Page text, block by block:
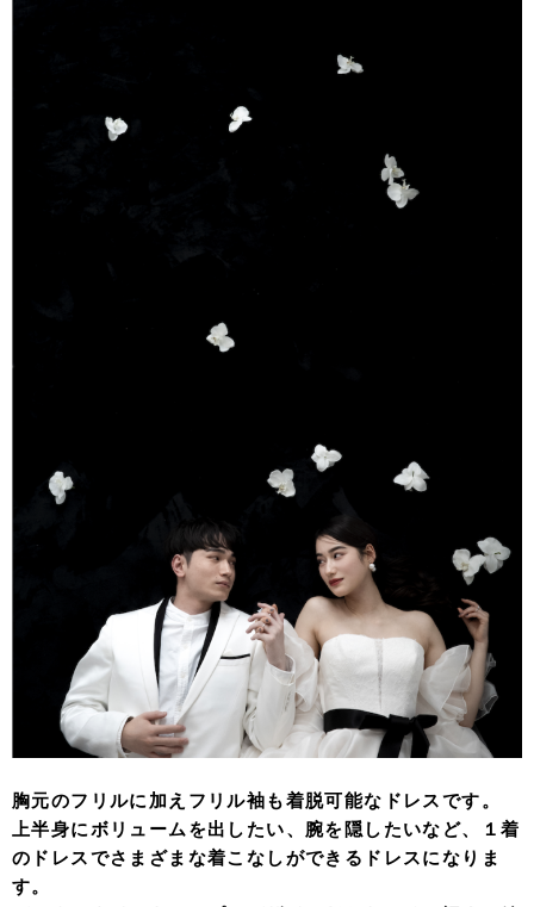
胸元のフリルに加えフリル袖も着脱可能なドレスです。
上半身にボリュームを出したい、腕を隠したいなど、１着
のドレスでさまざまな着こなしができるドレスになりま
す。